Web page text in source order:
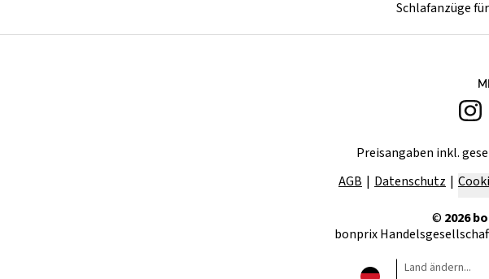
Schlafanzüge
Preisangaben inkl.
AGB
Datenschutz
© 2026
bonprix
Land ändern...